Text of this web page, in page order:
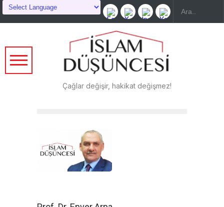
Çağlar değişir, hakikat değişmez!